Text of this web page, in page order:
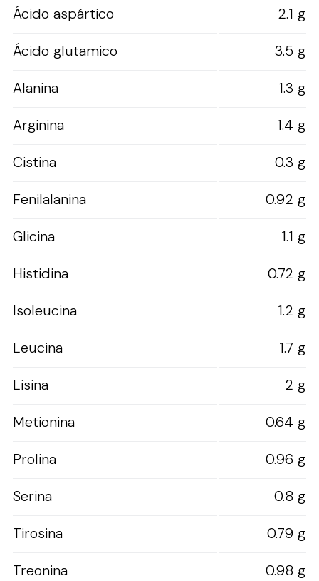
Ácido aspártico
2.1 g
Ácido glutamico
3.5 g
Alanina
1.3 g
Arginina
1.4 g
Cistina
0.3 g
Fenilalanina
0.92 g
Glicina
1.1 g
Histidina
0.72 g
Isoleucina
1.2 g
Leucina
1.7 g
Lisina
2 g
Metionina
0.64 g
Prolina
0.96 g
Serina
0.8 g
Tirosina
0.79 g
Treonina
0.98 g